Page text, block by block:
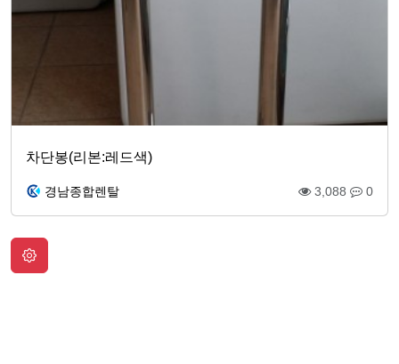
차단봉(리본:레드색)
경남종합렌탈 3,088 0